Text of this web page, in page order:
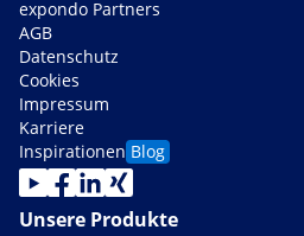
expondo Partners
AGB
Datenschutz
Cookies
Impressum
Karriere
Inspirationen Blog
Unsere Produkte